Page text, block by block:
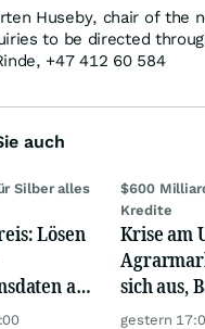
Huseby, chair of the
to be directed
+47 412 60 584
auch
Silber alles
Lösen
am
eine
$600
Kredite
Krise am
sich aus,
werden
gestern